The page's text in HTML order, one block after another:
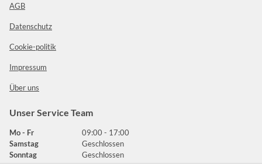
AGB
Datenschutz
Cookie-politik
Impressum
Über uns
Unser Service Team
Mo - Fr
09:00 - 17:00
Samstag
Geschlossen
Sonntag
Geschlossen